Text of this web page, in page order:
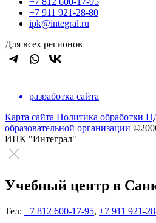
+7 911 921-28-80
ipk@integral.ru
Для всех регионов
разработка сайта
Карта сайта Политика обработки
образовательной организации
ИПК "Интеграл"
Учебный центр в
Тел: +7 812 600-17-95, +7 911 921-